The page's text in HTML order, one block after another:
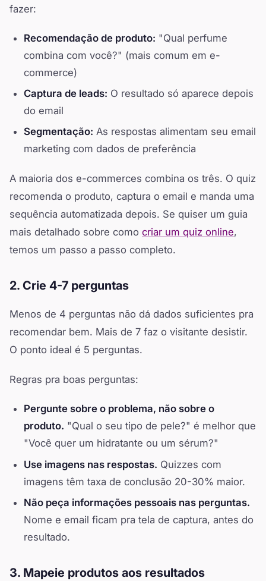
fazer:
Recomendação de produto: "Qual perfume
combina com você?" (mais comum em e-
commerce)
Captura de leads: O resultado só aparece depois
do email
Segmentação: As respostas alimentam seu email
marketing com dados de preferência
A maioria dos e-commerces combina os três. O quiz
recomenda o produto, captura o email e manda uma
sequência automatizada depois. Se quiser um guia
mais detalhado sobre como criar um quiz online,
temos um passo a passo completo.
2. Crie 4-7 perguntas
Menos de 4 perguntas não dá dados suficientes pra
recomendar bem. Mais de 7 faz o visitante desistir.
O ponto ideal é 5 perguntas.
Regras pra boas perguntas:
Pergunte sobre o problema, não sobre o
produto. "Qual o seu tipo de pele?" é melhor que
"Você quer um hidratante ou um sérum?"
Use imagens nas respostas. Quizzes com
imagens têm taxa de conclusão 20-30% maior.
Não peça informações pessoais nas perguntas.
Nome e email ficam pra tela de captura, antes do
resultado.
3. Mapeie produtos aos resultados